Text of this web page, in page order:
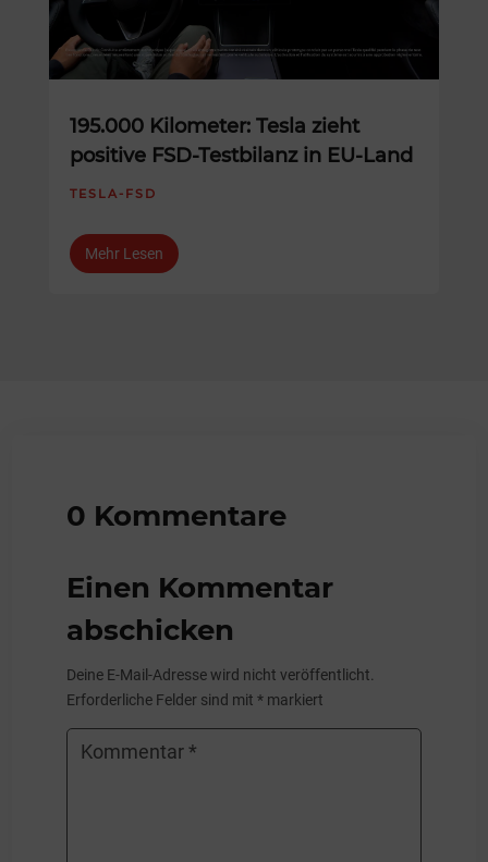
195.000 Kilometer: Tesla zieht
positive FSD-Testbilanz in EU-Land
TESLA-FSD
Mehr Lesen
0 Kommentare
Einen Kommentar
abschicken
Deine E-Mail-Adresse wird nicht veröffentlicht.
Erforderliche Felder sind mit* markiert